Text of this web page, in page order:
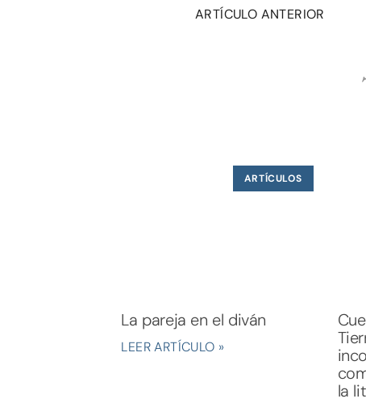
ARTÍCULO ANTERIOR
ARTÍCULOS
La pareja en el diván
LEER ARTÍCULO »
la